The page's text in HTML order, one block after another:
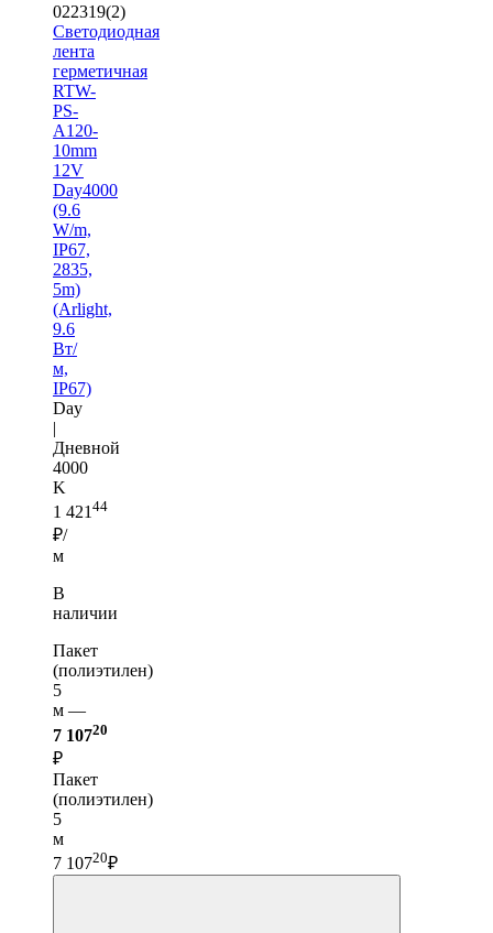
022319(2)
Светодиодная
лента
герметичная
RTW-
PS-
A120-
10mm
12V
Day4000
(9.6
W/m,
IP67,
2835,
5m)
(Arlight,
9.6
Вт/
м,
IP67)
Day
|
Дневной
4000
K
1 421 44
₽/
м
В
наличии
Пакет
(полиэтилен)
5
м —
7 10720
₽
Пакет
(полиэтилен)
5
м
7 10720₽